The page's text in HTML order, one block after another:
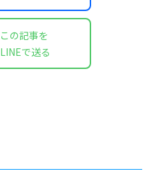
この記事を
LINEで送る